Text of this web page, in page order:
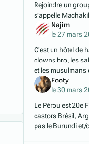
Rejoindre un
s’appelle Machakil
Najim
le 27 mars
C'est un hôtel de
clowns bro, les
et les musulmans
perso je trouve
Footy
le 30 mars
Le Pérou est 20e
castors Brésil,
pas le Burundi et/ou le